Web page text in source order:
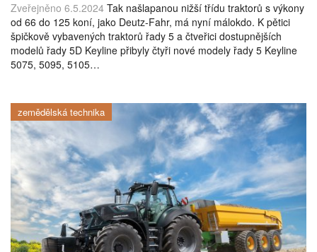
Zveřejněno 6.5.2024 Tak našlapanou nižší třídu traktorů s výkony
od 66 do 125 koní, jako Deutz-Fahr, má nyní málokdo. K pětici
špičkově vybavených traktorů řady 5 a čtveřici dostupnějších
modelů řady 5D Keyline přibyly čtyři nové modely řady 5 Keyline
5075, 5095, 5105…
zemědělská technika